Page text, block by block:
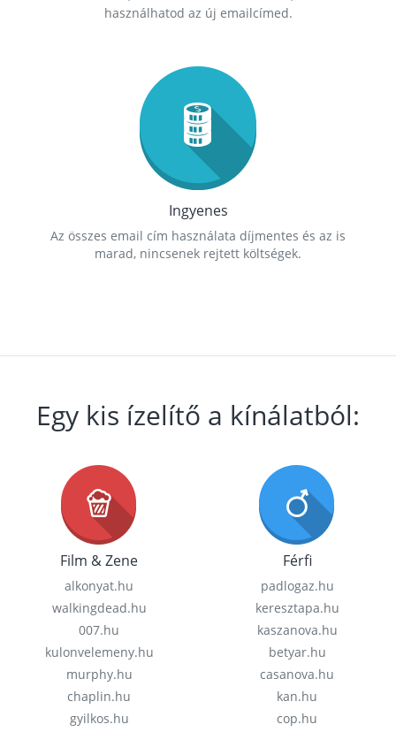
használhatod az új emailcímed.
Ingyenes
Az összes email cím használata díjmentes és az is
marad, nincsenek rejtett költségek.
Egy kis ízelítő a kínálatból:
Film & Zene
alkonyat.hu
walkingdead.hu
007.hu
kulonvelemeny.hu
murphy.hu
chaplin.hu
gyilkos.hu
Férfi
padlogaz.hu
keresztapa.hu
kaszanova.hu
betyar.hu
casanova.hu
kan.hu
cop.hu